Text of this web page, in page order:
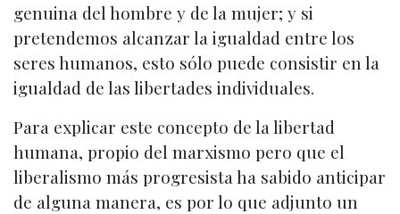
genuina del hombre y de la mujer; y si
pretendemos alcanzar la igualdad entre los
seres humanos, esto sólo puede consistir en la
igualdad de las libertades individuales.
Para explicar este concepto de la libertad
humana, propio del marxismo pero que el
liberalismo más progresista ha sabido anticipar
de alguna manera, es por lo que adjunto un